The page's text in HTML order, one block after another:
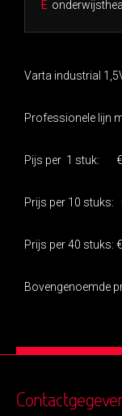
E
Varta industrial
Professionele lijn
Pijs per 1 stuk: €
Prijs per 10 stuks:
Prijs per 40 stuks:
Bovengenoemde